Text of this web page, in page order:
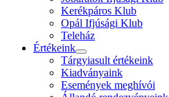
Kerékpáros Klub
Opál Ifjúsági Klub
Teleház
Értékeink
Tárgyiasult értékeink
Kiadványaink
Események meghívói